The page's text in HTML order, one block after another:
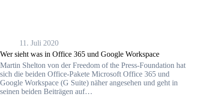
11. Juli 2020
Wer sieht was in Office 365 und Google Workspace
Martin Shelton von der Freedom of the Press-Foundation hat
sich die beiden Office-Pakete Microsoft Office 365 und
Google Workspace (G Suite) näher angesehen und geht in
seinen beiden Beiträgen auf…